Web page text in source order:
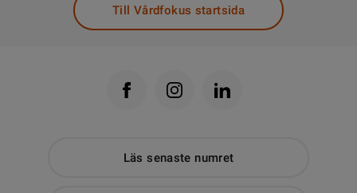
Till Vårdfokus startsida
Läs senaste numret